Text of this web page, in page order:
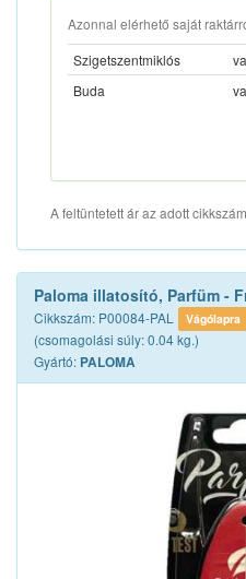
Azonnal elérhető saját
Szigetszentmiklós
Buda
A feltüntetett ár az adott
Paloma illatosító, Parfüm -
Cikkszám: P00084-PAL Vágólapra
(csomagolási súly: 0.04 kg.)
Gyártó: PALOMA